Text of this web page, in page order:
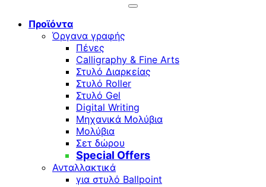
Προϊόντα
Όργανα γραφής
Πένες
Calligraphy & Fine Arts
Στυλό Διαρκείας
Στυλό Roller
Στυλό Gel
Digital Writing
Μηχανικά Μολύβια
Μολύβια
Σετ δώρου
Special Offers
Ανταλλακτικά
για στυλό Ballpoint